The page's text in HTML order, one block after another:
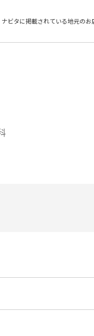
ナビタに掲載されている地元のお